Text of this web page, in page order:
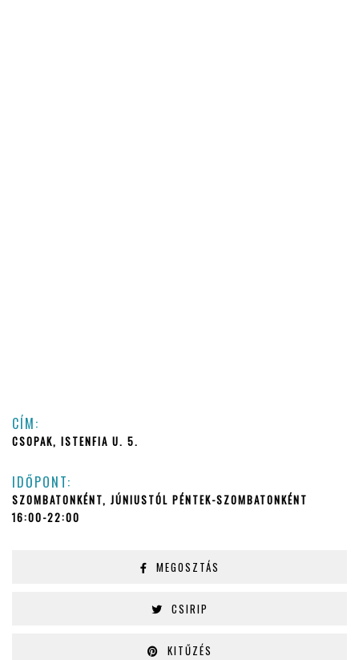
CÍM:
CSOPAK, ISTENFIA U. 5.
IDŐPONT:
SZOMBATONKÉNT, JÚNIUSTÓL PÉNTEK-SZOMBATONKÉNT
16:00-22:00
MEGOSZTÁS
CSIRIP
KITŰZÉS